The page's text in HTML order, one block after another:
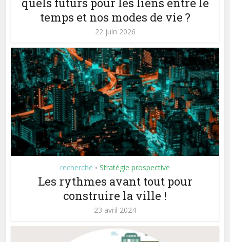
temps et nos modes de vie ?
22 juin 2026
recherche • Stratégie prospective
Les rythmes avant tout pour
construire la ville !
23 avril 2024